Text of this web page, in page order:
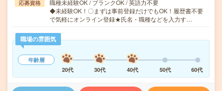
応募資格
職種未経験OK / ブランクOK / 英語力不要
◆未経験OK！〇まずは事前登録だけでもOK！履歴書不要
で気軽にオンライン登録★氏名・職種などを入力す…
職場の雰囲気
年齢層
20代
30代 40代 50代 60代